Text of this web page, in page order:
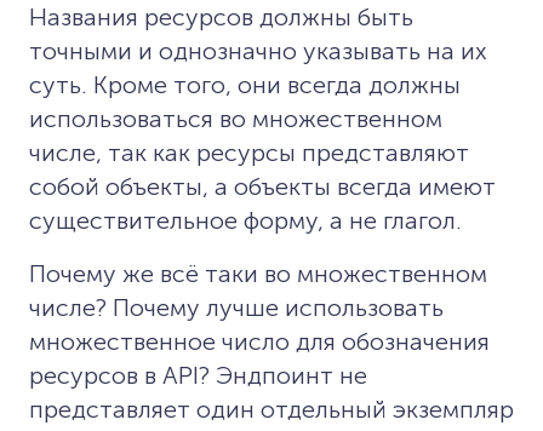
Названия ресурсов должны быть
точными и однозначно указывать на их
суть. Кроме того, они всегда должны
использоваться во множественном
числе, так как ресурсы представляют
собой объекты, а объекты всегда имеют
существительное форму, а не глагол.
Почему же всё таки во множественном
числе? Почему лучше использовать
множественное число для обозначения
ресурсов в API? Эндпоинт не
представляет один отдельный экземпляр